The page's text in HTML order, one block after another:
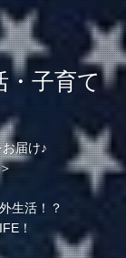
子育て
届け♪
生活！？
！